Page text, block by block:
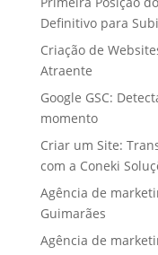
Definitivo para
Criação de
Atraente
Google GSC:
momento
Criar um Site:
com a Coneki
Agência de
Guimarães
Agência de